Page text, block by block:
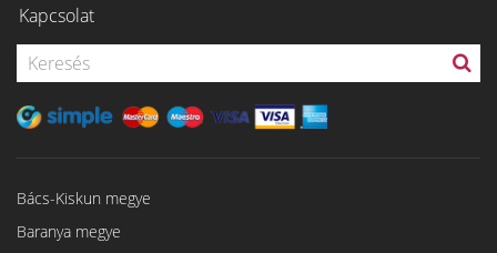
Kapcsolat
Bács-Kiskun megye
Baranya megye